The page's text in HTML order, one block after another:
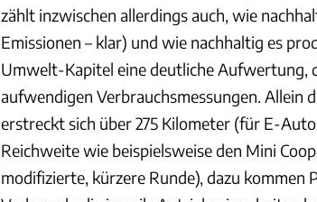
zählt inzwischen allerdings auch, wie
Emissionen – klar) und wie nachhaltig es
Umwelt-Kapitel eine deutliche Aufwertung,
aufwendigen Verbrauchsmessungen. Allein
erstreckt sich über 275 Kilometer (für E-
Reichweite wie beispielsweise den Mini
modifizierte, kürzere Runde), dazu kommen